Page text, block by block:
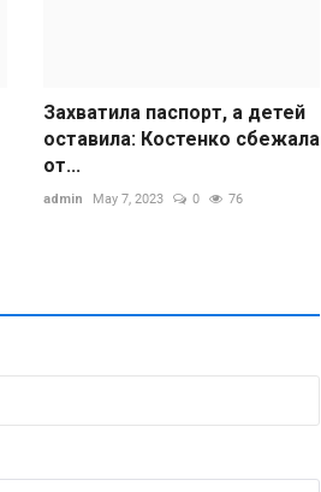
Захватила паспорт, а детей
оставила: Костенко сбежала
от...
admin May 7, 2023 0 76